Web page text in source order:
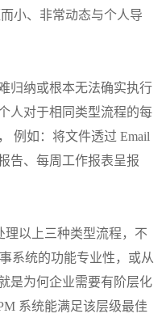
小、非常动态与个人导
归纳或根本无法确实执行
人对于相同类型流程的每
例如：将文件透过 Email
告、每周工作报表呈报
理以上三种类型流程，不
系统的功能专业性，或从
是为何企业需要有阶层化
系统能满足该层级最佳